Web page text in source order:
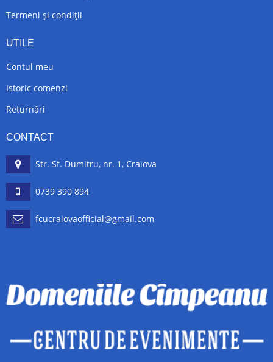
Termeni și condiții
UTILE
Contul meu
Istoric comenzi
Returnări
CONTACT
Str. Sf. Dumitru, nr. 1, Craiova
0739 390 894
fcucraiovaofficial@gmail.com